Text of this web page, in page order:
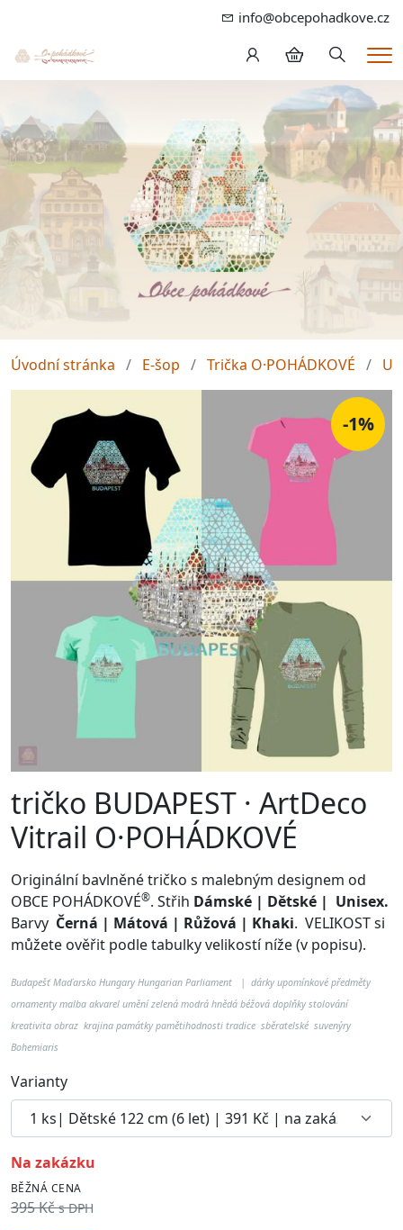
info@obcepohadkove.cz
Hledání
Úvodní stránka E-šop Trička O·POHÁDKOVÉ
-1%
tričko BUDAPEST · ArtDeco
Vitrail O·POHÁDKOVÉ
Originální bavlněné tričko s malebným designem od
OBCE POHÁDKOVÉ®. Střih Dámské | Dětské | Unisex.
Barvy Černá | Mátová | Růžová | Khaki. VELIKOST si
můžete ověřit podle tabulky velikostí níže (v popisu).
Budapešť Maďarsko Hungary Hungarian Parliament
| dárky upomínkové předměty
ornamenty malba akvarel umění zelená modrá hnědá béžová doplňky stolování
kreativita obraz krajina památky pamětihodnosti tradice sběratelské suvenýry
Bohemiaris
Varianty
na zakázku
BĚŽNÁ CENA
395 Kč s DPH